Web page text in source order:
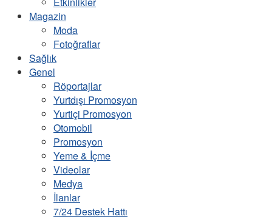
Magazin
Moda
Fotoğraflar
Sağlık
Genel
Röportajlar
Yurtdışı Promosyon
Yurtiçi Promosyon
Otomobil
Promosyon
Yeme & İçme
Videolar
Medya
İlanlar
7/24 Destek Hattı